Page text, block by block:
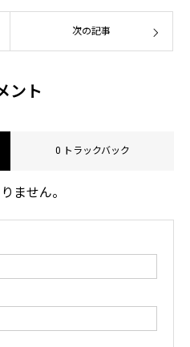
次の記事
ント
0 トラックバック
ません。